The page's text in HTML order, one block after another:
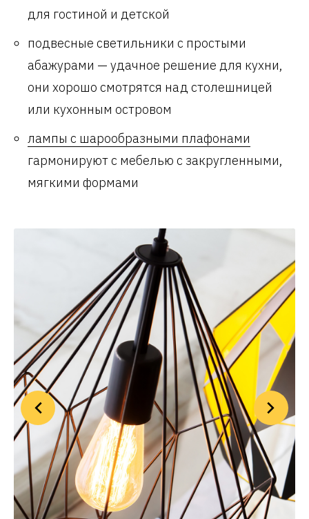
для гостиной и детской
подвесные светильники с простыми
абажурами — удачное решение для кухни,
они хорошо смотрятся над столешницей
или кухонным островом
лампы с шарообразными плафонами
гармонируют с мебелью с закругленными,
мягкими формами